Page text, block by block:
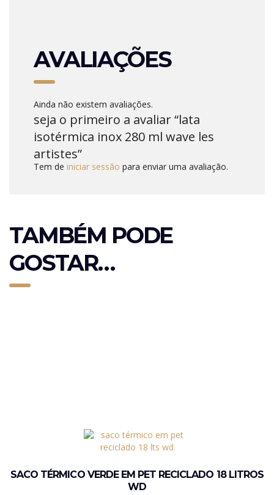
AVALIAÇÕES
Ainda não existem avaliações.
seja o primeiro a avaliar “lata
isotérmica inox 280 ml wave les
artistes”
Tem de iniciar sessão para enviar uma avaliação.
TAMBÉM PODE
GOSTAR…
SACO TÉRMICO VERDE EM PET RECICLADO 18 LITROS
WD